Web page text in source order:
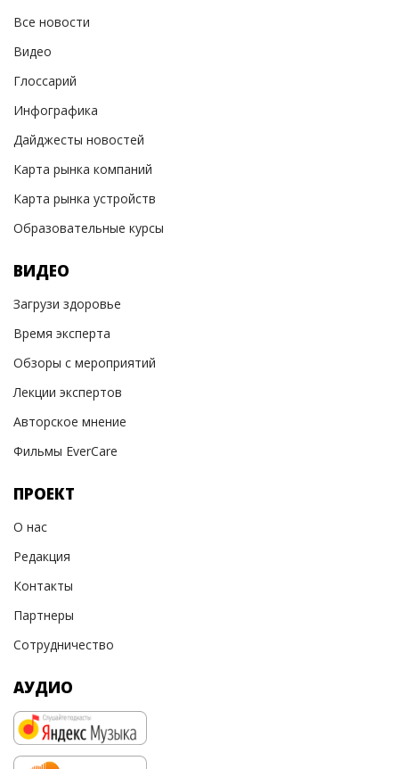
Все новости
Видео
Глоссарий
Инфографика
Дайджесты новостей
Карта рынка компаний
Карта рынка устройств
Образовательные курсы
ВИДЕО
Загрузи здоровье
Время эксперта
Обзоры с мероприятий
Лекции экспертов
Авторское мнение
Фильмы EverCare
ПРОЕКТ
О нас
Редакция
Контакты
Партнеры
Сотрудничество
АУДИО